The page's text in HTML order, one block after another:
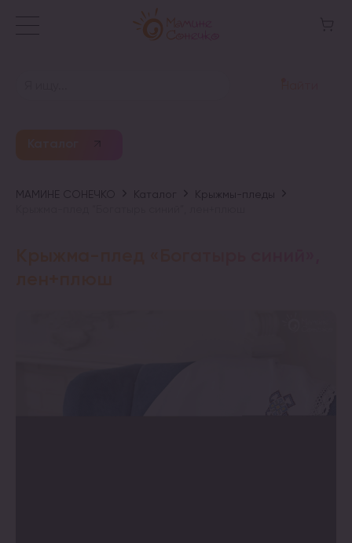
МАМИНЕ СОНЕЧКО Каталог
Крыжмы-пледы